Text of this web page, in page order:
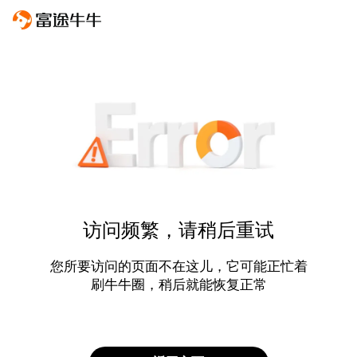
访问频繁，请稍后重试
您所要访问的页面不在这儿，它可能正忙着
刷牛牛圈，稍后就能恢复正常